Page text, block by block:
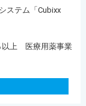
ステム「Cubixx
以上 医療用薬事業